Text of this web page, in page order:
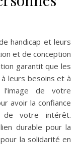
handicap et leurs
et de conception
garantit que les
leurs besoins et à
de votre
avoir la confiance
de votre intérêt.
durable pour la
la solidarité en